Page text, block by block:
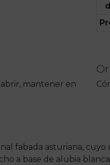
abrir, mantener en
fabada asturiana,
a base de alubia